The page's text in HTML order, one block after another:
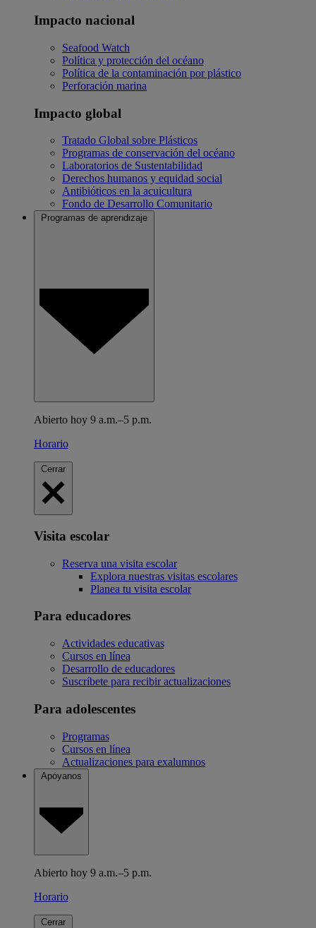
Impacto nacional
Seafood Watch
Política y protección del océano
Política de la contaminación por plástico
Perforación marina
Impacto global
Tratado Global sobre Plásticos
Programas de conservación del océano
Laboratorios de Sustentabilidad
Derechos humanos y equidad social
Antibióticos en la acuicultura
Fondo de Desarrollo Comunitario
Programas de aprendizaje
Abierto hoy 9 a.m.–5 p.m.
Horario
Cerrar
Visita escolar
Reserva una visita escolar
Explora nuestras visitas escolares
Planea tu visita escolar
Para educadores
Actividades educativas
Cursos en línea
Desarrollo de educadores
Suscríbete para recibir actualizaciones
Para adolescentes
Programas
Cursos en línea
Actualizaciones para exalumnos
Apóyanos
Abierto hoy 9 a.m.–5 p.m.
Horario
Cerrar